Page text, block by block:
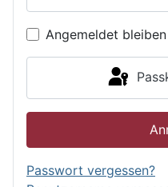
Angemeldet bleiben
Passwort vergessen?